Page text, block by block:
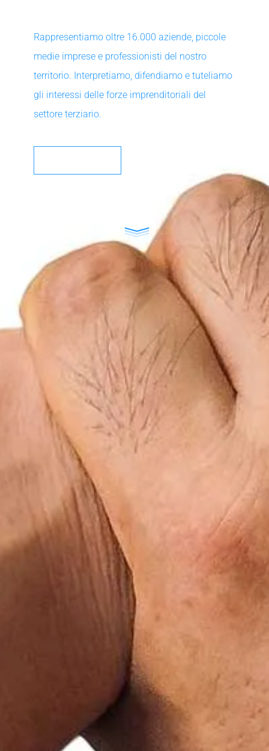
Rappresentiamo oltre 16.000 aziende, piccole
medie imprese e professionisti del nostro
territorio. Interpretiamo, difendiamo e tuteliamo
gli interessi delle forze imprenditoriali del
settore terziario.